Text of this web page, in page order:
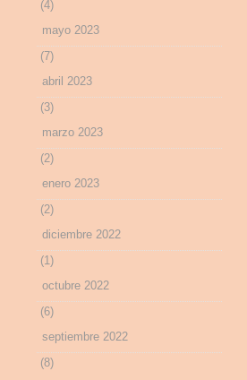
(4)
mayo 2023
(7)
abril 2023
(3)
marzo 2023
(2)
enero 2023
(2)
diciembre 2022
(1)
octubre 2022
(6)
septiembre 2022
(8)